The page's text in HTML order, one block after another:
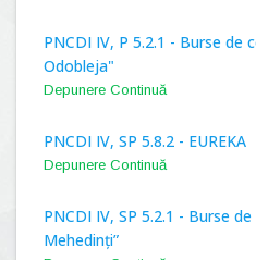
PNCDI IV, P 5.2.1 - Burse de
Odobleja"
Depunere Continuă
PNCDI IV, SP 5.8.2 - EUREKA
Depunere Continuă
PNCDI IV, SP 5.2.1 - Burse
Mehedinți”